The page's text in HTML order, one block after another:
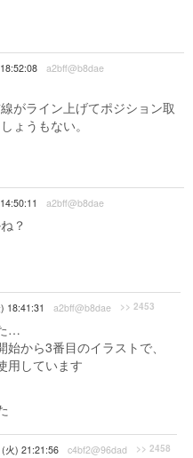
a2bff@b8dae
がライン上げてポジション取
ょうもない。
a2bff@b8dae
？
18:41:31 a2bff@b8dae >> 2453
…
から3番目のイラストで、
用しています
火) 21:21:56 c4bf2@96dad >> 2458